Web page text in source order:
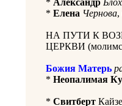
* Александр
* Елена Чернова,
НА ПУТИ К
ЦЕРКВИ
Божия Матерь
* Неопалимая
* Свитберт